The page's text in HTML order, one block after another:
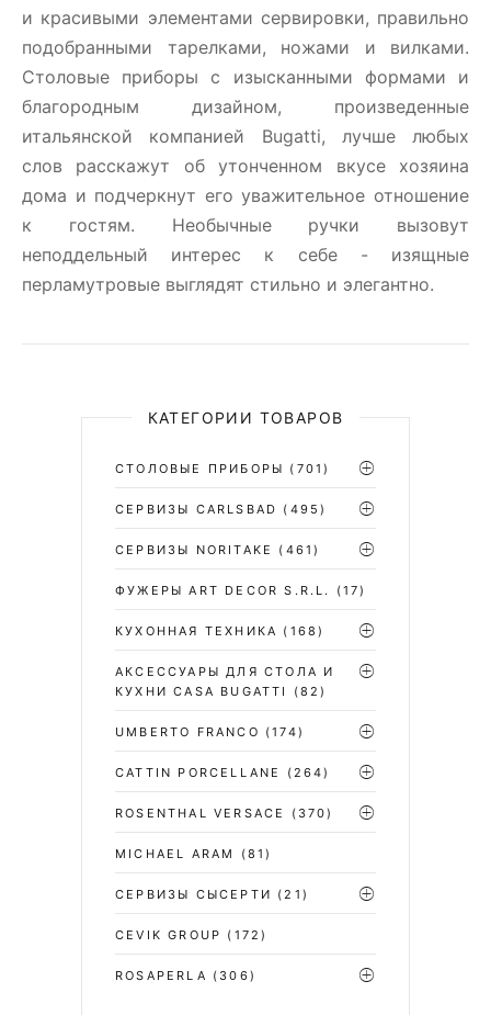
и красивыми элементами сервировки, правильно
подобранными тарелками, ножами и вилками.
Столовые приборы c изысканными формами и
благородным дизайном, произведенные
итальянской компанией Bugatti, лучше любых
слов расскажут об утонченном вкусе хозяина
дома и подчеркнут его уважительное отношение
к гостям. Необычные ручки вызовут
неподдельный интерес к себе - изящные
перламутровые выглядят стильно и элегантно.
КАТЕГОРИИ ТОВАРОВ
СТОЛОВЫЕ ПРИБОРЫ (701)
CЕРВИЗЫ CARLSBAD (495)
СЕРВИЗЫ NORITAKE (461)
ФУЖЕРЫ ART DECOR S.R.L. (17)
КУХОННАЯ ТЕХНИКА (168)
АКСЕССУАРЫ ДЛЯ СТОЛА И
КУХНИ CASA BUGATTI
(82)
UMBERTO FRANCO (174)
CATTIN PORCELLANE (264)
ROSENTHAL VERSACE (370)
MICHAEL ARAM (81)
СЕРВИЗЫ СЫСЕРТИ (21)
CEVIK GROUP (172)
ROSAPERLA (306)